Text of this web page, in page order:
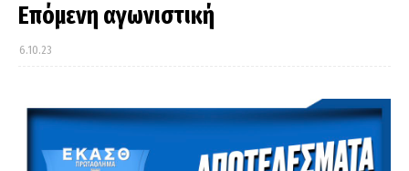
Επόμενη αγωνιστική
6.10.23